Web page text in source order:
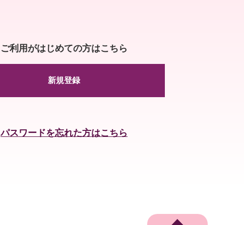
ご利用がはじめての方はこちら
新規登録
パスワードを忘れた方はこちら